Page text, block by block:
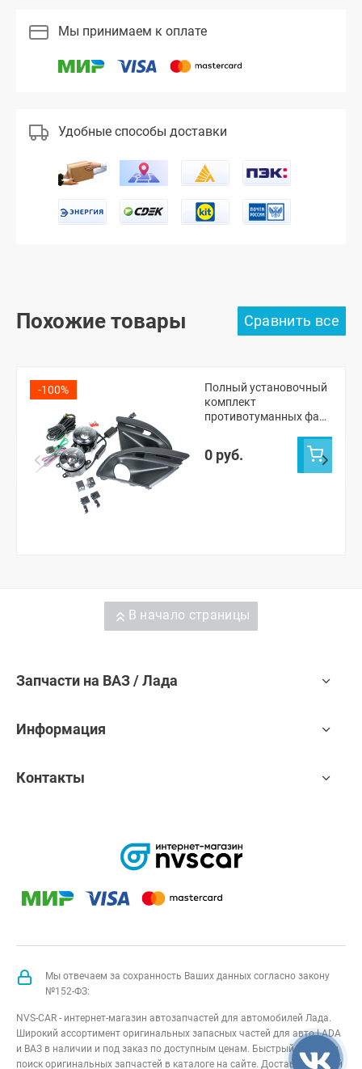
Мы принимаем к оплате
Удобные способы доставки
Похожие товары
-100%
Полный установочный
комплект
противотуманных фар
0 руб.
В начало страницы
Запчасти на ВАЗ / Лада
Информация
Контакты
Мы отвечаем за сохранность Ваших данных согласно закону
№152-ФЗ:
NVS-CAR - интернет-магазин автозапчастей для автомобилей Лада.
Широкий ассортимент оригинальных запасных частей для авто LADA
и ВАЗ в наличии и под заказ по доступным ценам. Быстрый подбор и
поиск оригинальных запчастей в каталоге на сайте. Доставка по всей